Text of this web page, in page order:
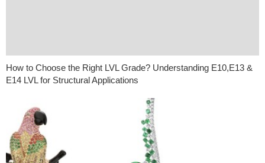
How to Choose the Right LVL Grade? Understanding E10,E13 &
E14 LVL for Structural Applications